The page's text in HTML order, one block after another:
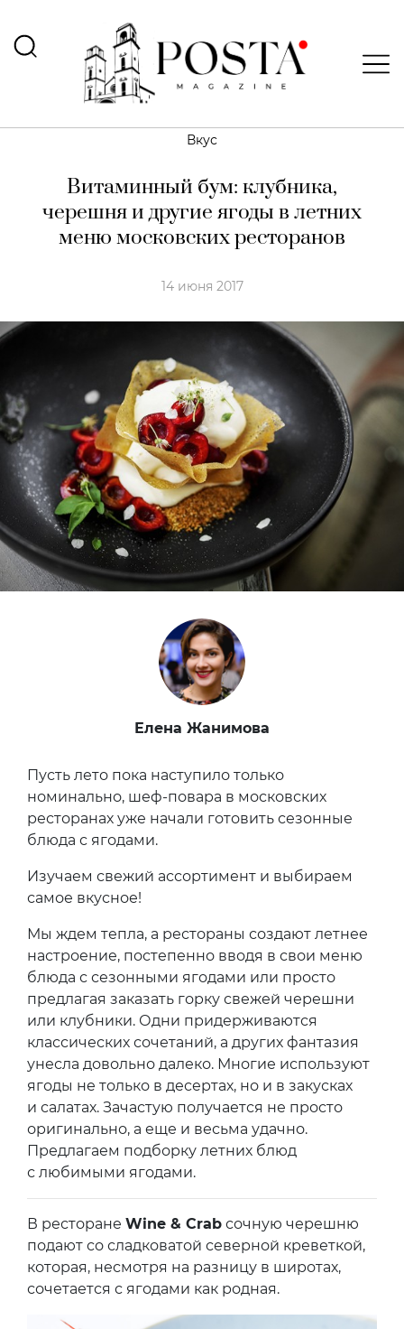
Вкус
Витаминный бум: клубника,
черешня и другие ягоды в летних
меню московских ресторанов
14 июня 2017
Елена Жанимова
Пусть лето пока наступило только
номинально, шеф-повара в московских
ресторанах уже начали готовить сезонные
блюда с ягодами.
Изучаем свежий ассортимент и выбираем
самое вкусное!
Мы ждем тепла, а рестораны создают летнее
настроение, постепенно вводя в свои меню
блюда с сезонными ягодами или просто
предлагая заказать горку свежей черешни
или клубники. Одни придерживаются
классических сочетаний, а других фантазия
унесла довольно далеко. Многие используют
ягоды не только в десертах, но и в закусках
и салатах. Зачастую получается не просто
оригинально, а еще и весьма удачно.
Предлагаем подборку летних блюд
с любимыми ягодами.
В ресторане Wine & Crab сочную черешню
подают со сладковатой северной креветкой,
которая, несмотря на разницу в широтах,
сочетается с ягодами как родная.